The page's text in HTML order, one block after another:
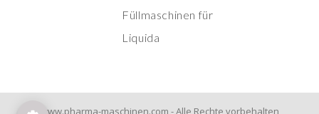
Füllmaschinen für
Liquida